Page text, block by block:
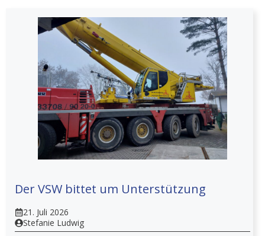
Der VSW bittet um Unterstützung
21. Juli 2026
Stefanie Ludwig